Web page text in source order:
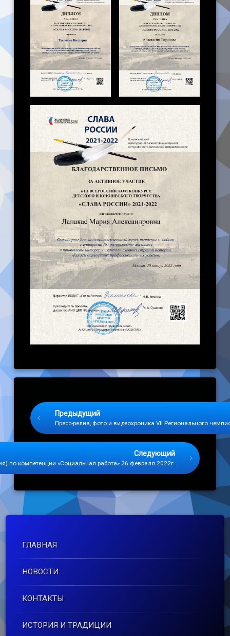
Предыдущий
Пресс-релиз, фото и видеохроника VII Регионального
Следующий
по компетенции «Социальная работа» 26 февраля 2022г.
ГЛАВНАЯ
НОВОСТИ
КОНТАКТЫ
ИСТОРИЯ И ТРАДИЦИИ